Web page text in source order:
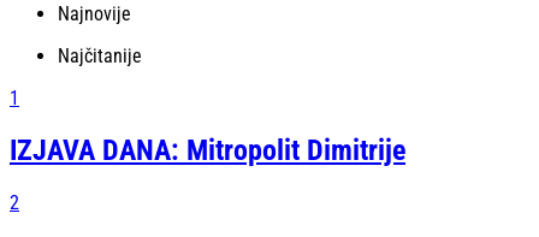
Najnovije
Najčitanije
1
IZJAVA DANA: Mitropolit Dimitrije
2